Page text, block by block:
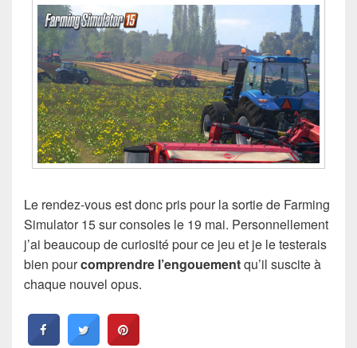
Le rendez-vous est donc pris pour la sortie de Farming
Simulator 15 sur consoles le 19 mai. Personnellement
j’ai beaucoup de curiosité pour ce jeu et je le testerais
bien pourcomprendre l’engouementqu’il suscite à
chaque nouvel opus.